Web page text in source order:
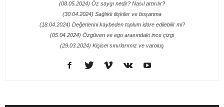
(08.05.2024) Öz saygı nedir? Nasıl artırılır?
(30.04.2024) Sağlıklı ilişkiler ve boşanma
(18.04.2024) Değerlerini kaybeden toplum idare edilebilir mi?
(05.04.2024) Özgüven ve ego arasındaki ince çizgi
(29.03.2024) Kişisel sınırlarımız ve varoluş